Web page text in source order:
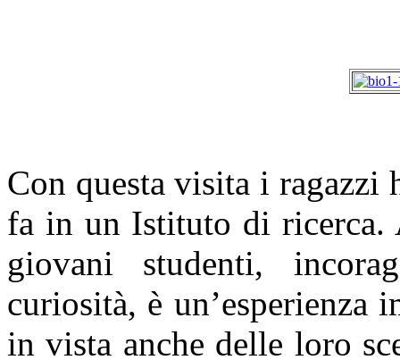
Con questa visita i ragazzi
fa in un Istituto di ricerca.
giovani studenti,
curiosità, è
in vista anche delle loro